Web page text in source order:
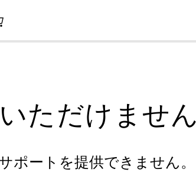
ただけません
ポートを提供できません。